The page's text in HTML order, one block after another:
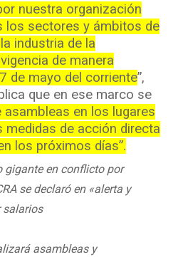
nuestra organización
los sectores y ámbitos de
industria de la
de manera
de mayo del corriente”,
que en ese marco se
asambleas en los lugares
medidas de acción directa
los próximos días”.
gigante en conflicto por
se declaró en «alerta y
salarios
asambleas y